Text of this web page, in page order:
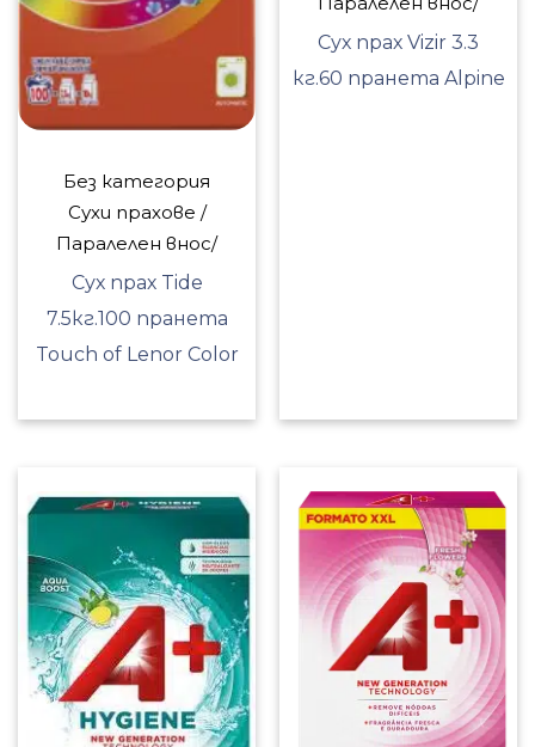
Без категория
Сухи прахове /
Паралелен внос/
Сух прах Tide
7.5кг.100 пранета
Touch of Lenor Color
Сух прах Vizir 3.3
кг.60 пранета Alpine